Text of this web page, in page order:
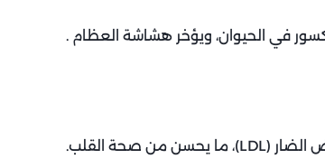
في الحيوان، ويؤخر هشاشة العظام .